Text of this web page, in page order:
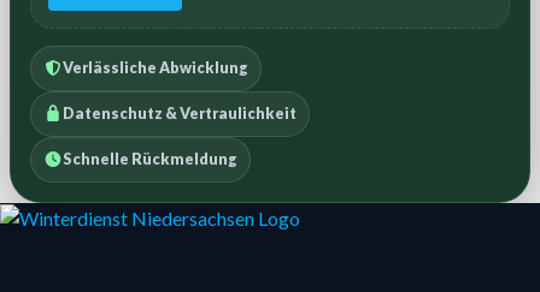
Verlässliche Abwicklung
Datenschutz & Vertraulichkeit
Schnelle Rückmeldung